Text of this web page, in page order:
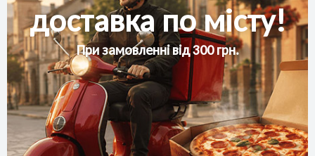
доставка по місту!
При замовленні від 300 грн.